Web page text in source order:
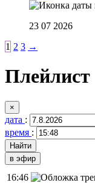
23 07 2026
1 2 3 →
Плейлист
×
дата :
время :
в эфир
16:46